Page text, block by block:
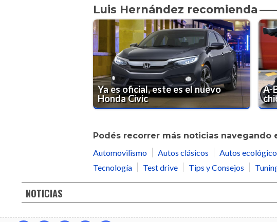
Luis Hernández recomienda
Ya es oficial, este es el nuevo
Honda Civic
A-
Podés recorrer más noticias navegando
Automovilismo
Autos clásicos Autos
Tecnología
Test drive Tips y Consejos
NOTICIAS